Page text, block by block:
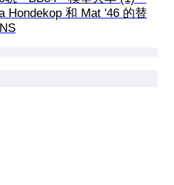
Hondekop 和 Mat '46 的替